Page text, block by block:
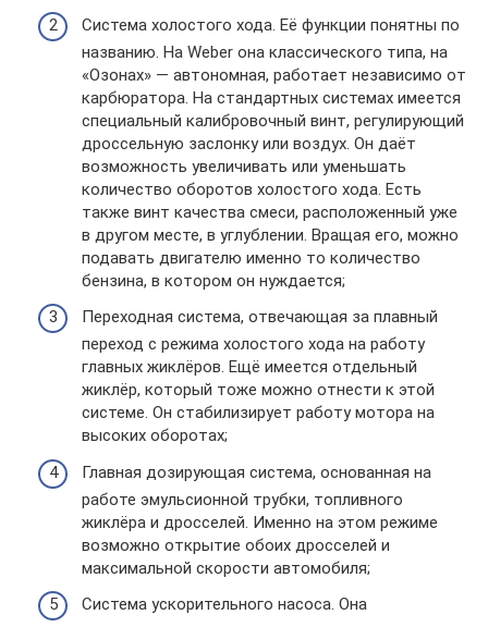
Система холостого хода. Её функции понятны по
названию. На Weber она классического типа, на
«Озонах» — автономная, работает независимо от
карбюратора. На стандартных системах имеется
специальный калибровочный винт, регулирующий
дроссельную заслонку или воздух. Он даёт
возможность увеличивать или уменьшать
количество оборотов холостого хода. Есть
также винт качества смеси, расположенный уже
в другом месте, в углублении. Вращая его, можно
подавать двигателю именно то количество
бензина, в котором он нуждается;
Переходная система, отвечающая за плавный
переход с режима холостого хода на работу
главных жиклёров. Ещё имеется отдельный
жиклёр, который тоже можно отнести к этой
системе. Он стабилизирует работу мотора на
высоких оборотах;
Главная дозирующая система, основанная на
работе эмульсионной трубки, топливного
жиклёра и дросселей. Именно на этом режиме
возможно открытие обоих дросселей и
максимальной скорости автомобиля;
Система ускорительного насоса. Она